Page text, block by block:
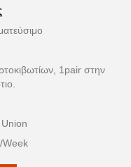
1pair στην
Week